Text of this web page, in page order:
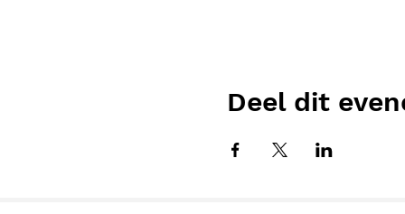
Deel dit